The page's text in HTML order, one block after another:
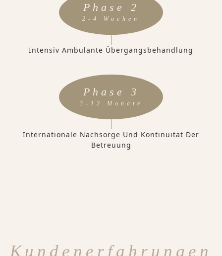
Phase 2
2-4 Wochen
Intensiv Ambulante Übergangsbehandlung
Phase 3
3-12 Monate
Internationale Nachsorge Und Kontinuität Der
Betreuung
Kundenerfahrungen